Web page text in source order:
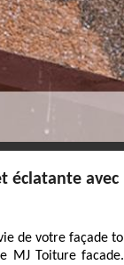
éclatante
de votre façade
MJ Toiture